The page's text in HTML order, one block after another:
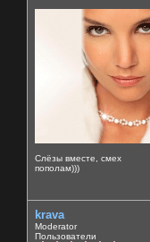
Слёзы вместе, смех
пополам)))
krava
Moderator
Пользователи